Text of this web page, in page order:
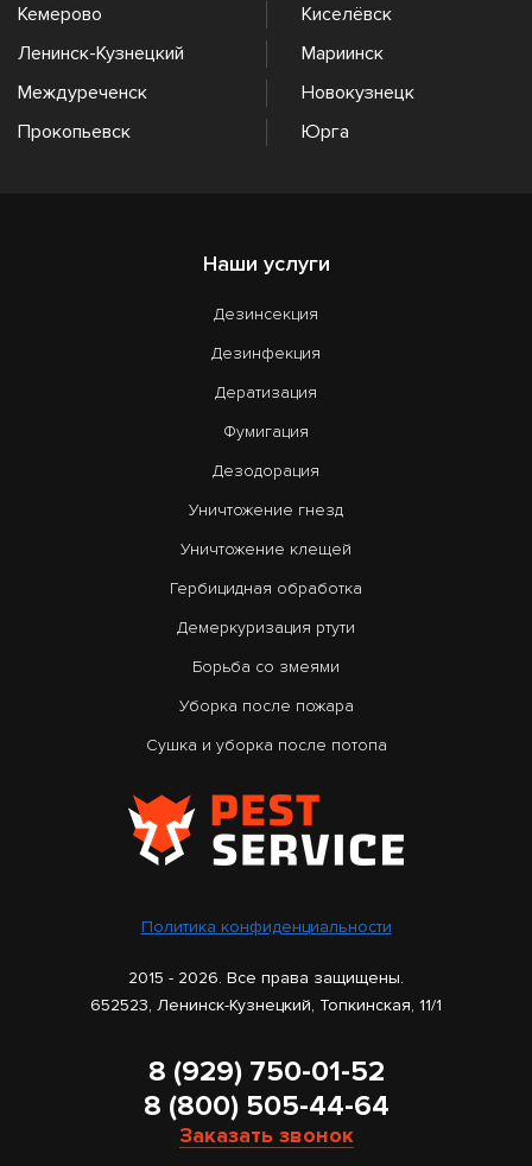
Кемерово
Киселёвск
Ленинск-Кузнецкий
Мариинск
Междуреченск
Новокузнецк
Прокопьевск
Юрга
Наши услуги
Дезинсекция
Дезинфекция
Дератизация
Фумигация
Дезодорация
Уничтожение гнезд
Уничтожение клещей
Гербицидная обработка
Демеркуризация ртути
Борьба со змеями
Уборка после пожара
Сушка и уборка после потопа
Политика конфиденциальности
2015 - 2026. Все права защищены.
652523, Ленинск-Кузнецкий, Топкинская, 11/1
8 (929) 750-01-52
8 (800) 505-44-64
Заказать звонок